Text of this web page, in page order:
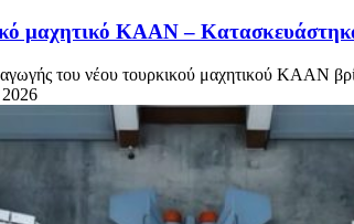
μαχητικό ΚΑΑΝ –
του νέου τουρκικού μαχητικού ΚΑΑΝ